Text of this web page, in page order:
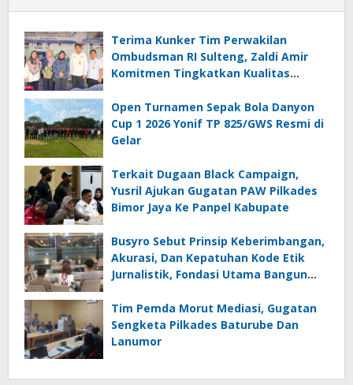
Terima Kunker Tim Perwakilan
Ombudsman RI Sulteng, Zaldi Amir
Komitmen Tingkatkan Kualitas
Mal Administrasi
Open Turnamen Sepak Bola Danyon
Cup 1 2026 Yonif TP 825/GWS Resmi di
Gelar
Terkait Dugaan Black Campaign,
Yusril Ajukan Gugatan PAW Pilkades
Bimor Jaya Ke Panpel Kabupate
Busyro Sebut Prinsip Keberimbangan,
Akurasi, Dan Kepatuhan Kode Etik
Jurnalistik, Fondasi Utama Bangun
Tim Pemda Morut Mediasi, Gugatan
Sengketa Pilkades Baturube Dan
Lanumor